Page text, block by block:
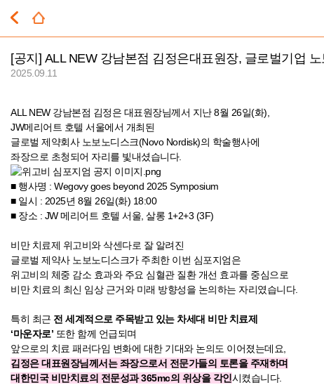
[공지] ALL NEW 강남본점 김정은대표원장, 글로벌기업
2025.09.11
ALL NEW 강남본점 김정은 대표원장님께서 지난 8월 26일(화),
JW메리어트 호텔 서울에서 개최된
글로벌 제약회사 노보노디스크(Novo Nordisk)의 학술행사에
좌장으로 초청되어 자리를 빛내셨습니다.
■ 행사명 : Wegovy goes beyond 2025 Symposium
■ 일시 : 2025년 8월 26일(화) 18:00
■ 장소 : JW 메리어트 호텔 서울, 살롱 1+2+3 (3F)
비만 치료제 위고비와 삭센다로 잘 알려진
글로벌 제약사 노보노디스크가 주최한 이번 심포지엄은
위고비의 체중 감소 효과와 주요 심혈관 질환 개선 효과를 중심으로
비만 치료의 최신 임상 근거와 미래 방향성을 논의하는 자리였습니다.
특히 최근 전 세계적으로 주목받고 있는 차세대 비만 치료제
‘마운자로’ 또한 함께 언급되며
앞으로의 치료 패러다임 변화에 대한 기대와 논의도 이어졌는데요,
김정은 대표원장님께서는 좌장으로서 전문가들의 토론을 주재하며
대한민국 비만치료의 전문성과 365mc의 위상을 각인 시켰습니다.